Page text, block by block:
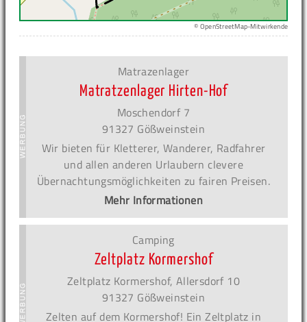
© OpenStreetMap-Mitwirkende
Matrazenlager
Matratzenlager Hirten-Hof
Moschendorf 7
91327 Gößweinstein
Wir bieten für Kletterer, Wanderer, Radfahrer
und allen anderen Urlaubern clevere
Übernachtungsmöglichkeiten zu fairen Preisen.
Mehr Informationen
Camping
Zeltplatz Kormershof
Zeltplatz Kormershof, Allersdorf 10
91327 Gößweinstein
Zelten auf dem Kormershof! Ein Zeltplatz in